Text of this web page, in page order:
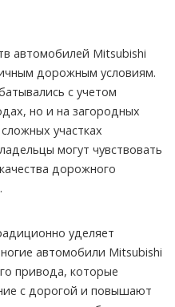
автомобилей Mitsubishi
дорожным условиям.
с учетом
но и на загородных
участках
могут чувствовать
дорожного
уделяет
автомобили Mitsubishi
привода, которые
с дорогой и повышают